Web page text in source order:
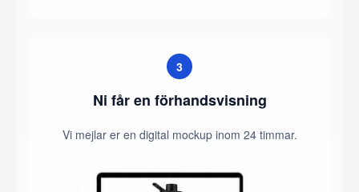
3
Ni får en förhandsvisning
Vi mejlar er en digital mockup inom 24 timmar.